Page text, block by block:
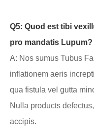
Q5: Quod est tibi
pro mandatis Lupum?
A: Nos sumus Tubus
inflationem aeris
qua fistula vel gutta
Nulla products
accipis.